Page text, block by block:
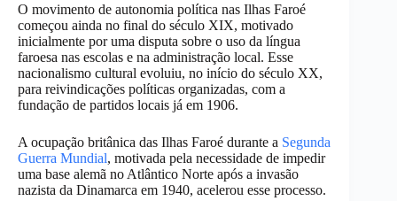
O movimento de autonomia política nas Ilhas Faroé
começou ainda no final do século XIX, motivado
inicialmente por uma disputa sobre o uso da língua
faroesa nas escolas e na administração local. Esse
nacionalismo cultural evoluiu, no início do século XX,
para reivindicações políticas organizadas, com a
fundação de partidos locais já em 1906.
A ocupação britânica das Ilhas Faroé durante a Segunda
Guerra Mundial, motivada pela necessidade de impedir
uma base alemã no Atlântico Norte após a invasão
nazista da Dinamarca em 1940, acelerou esse processo.